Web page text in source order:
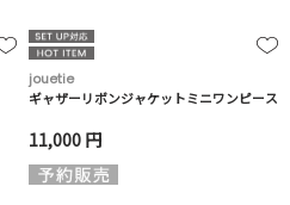
jouetie
ギャザーリボンジャケットミニワンピース
11,000 円